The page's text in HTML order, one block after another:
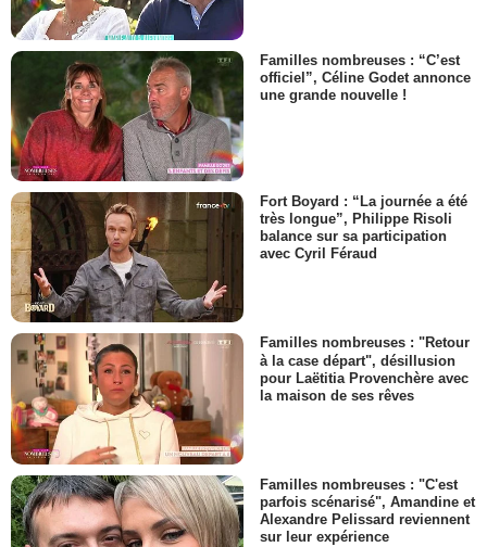
Familles nombreuses : “C’est
officiel”, Céline Godet annonce
une grande nouvelle !
Fort Boyard : “La journée a été
très longue”, Philippe Risoli
balance sur sa participation
avec Cyril Féraud
Familles nombreuses : "Retour
à la case départ", désillusion
pour Laëtitia Provenchère avec
la maison de ses rêves
Familles nombreuses : "C'est
parfois scénarisé", Amandine et
Alexandre Pelissard reviennent
sur leur expérience